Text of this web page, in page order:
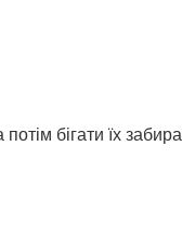
бігати їх